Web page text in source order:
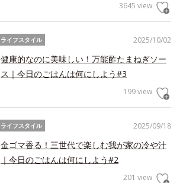
3645 view
2025/10/02
ライフスタイル
健康的なのに美味しい！万能酢たまねぎソー
ス｜今日のごはんは何にしよう#3
199 view
2025/09/18
ライフスタイル
金ゴマ香る！三世代で楽しむ我が家の冷や汁
｜今日のごはんは何にしよう#2
201 view